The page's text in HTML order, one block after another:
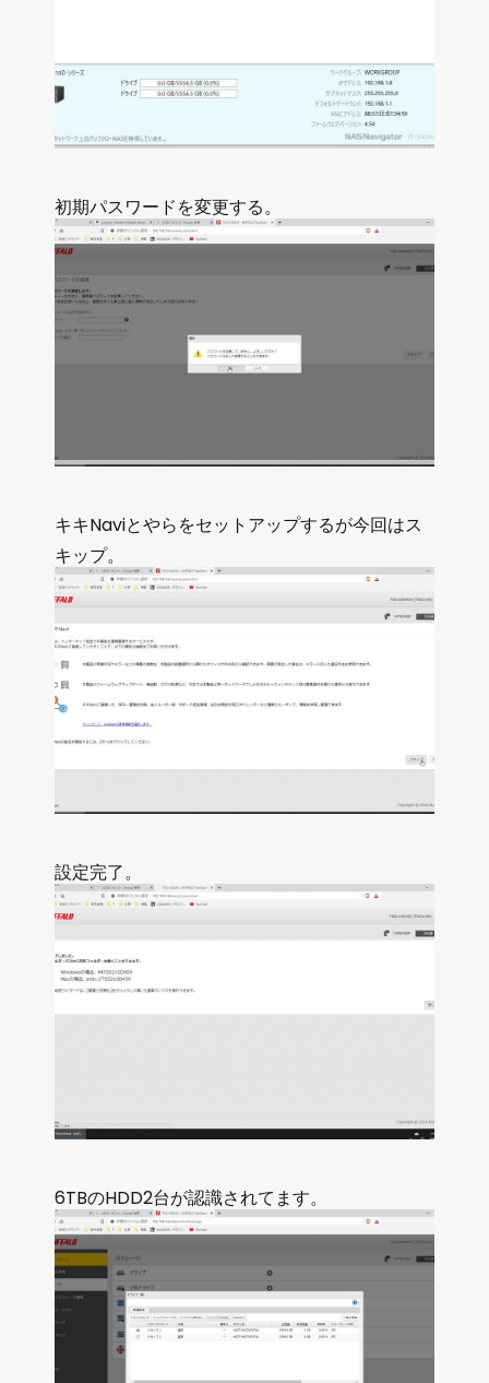
初期パスワードを変更する。
キキNaviとやらをセットアップするが今回はス
キップ。
設定完了。
6TBのHDD2台が認識されてます。